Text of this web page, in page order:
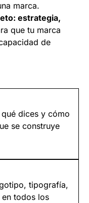
marca.
estrategia,
que tu marca
de
dices y cómo
se construye
tipografía,
todos los